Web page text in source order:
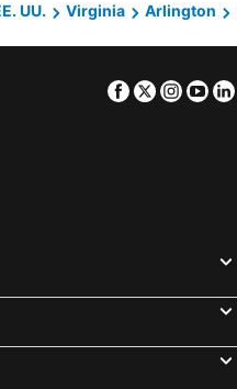
UU. Virginia
Arlington
Facebook
Twitter